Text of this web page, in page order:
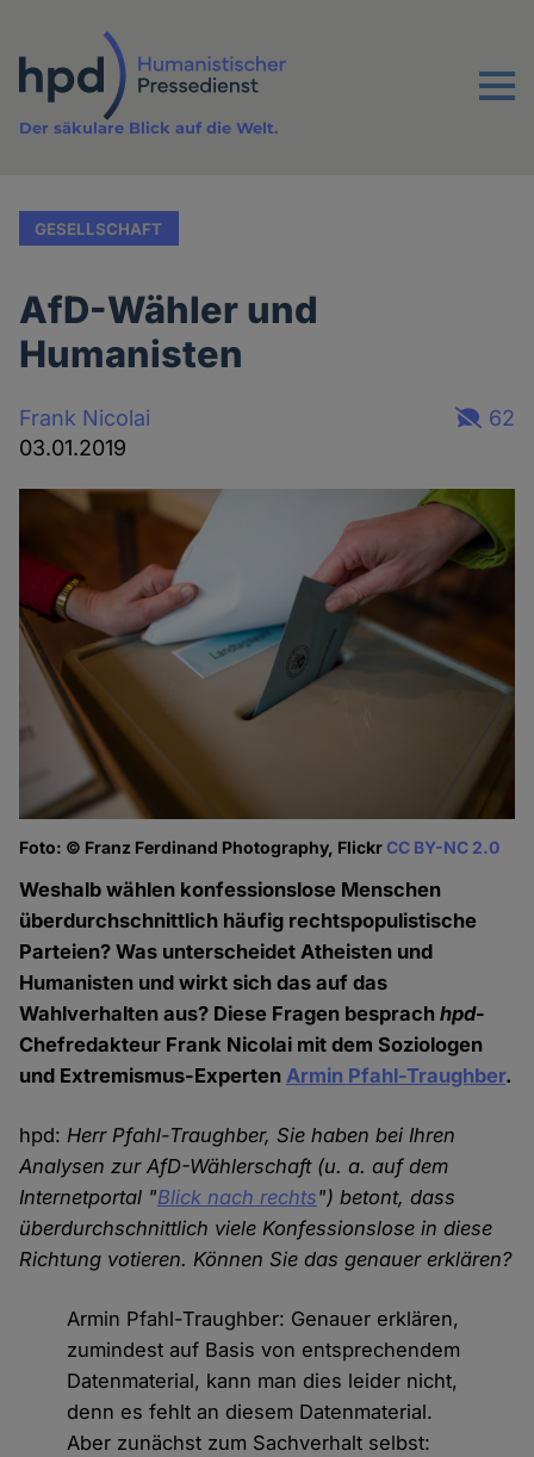
Inhalt
Menu
Der säkulare Blick auf die Welt.
GESELLSCHAFT
AfD-Wähler und
Humanisten
Frank Nicolai
03.01.2019
62
Foto: © Franz Ferdinand Photography, FlickrCC BY-NC 2.0
Weshalb wählen konfessionslose Menschen
überdurchschnittlich häufig rechtspopulistische
Parteien? Was unterscheidet Atheisten und
Humanisten und wirkt sich das auf das
Wahlverhalten aus? Diese Fragen besprachhpd-
Chefredakteur Frank Nicolai mit dem Soziologen
und Extremismus-ExpertenArmin Pfahl-Traughber.
hpd:Herr Pfahl-Traughber, Sie haben bei Ihren
Analysen zur AfD-Wählerschaft (u. a. auf dem
Internetportal "Blick nach rechts") betont, dass
überdurchschnittlich viele Konfessionslose in diese
Richtung votieren. Können Sie das genauer erklären?
Armin Pfahl-Traughber: Genauer erklären,
zumindest auf Basis von entsprechendem
Datenmaterial, kann man dies leider nicht,
denn es fehlt an diesem Datenmaterial.
Aber zunächst zum Sachverhalt selbst: